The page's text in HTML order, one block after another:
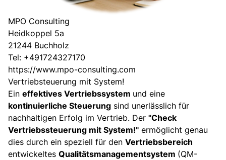
MPO Consulting
Heidkoppel 5a
21244 Buchholz
Tel: +491724327170
https://www.mpo-consulting.com
Vertriebsteuerung mit System!
Ein effektives Vertriebssystem und eine
kontinuierliche Steuerung sind unerlässlich für
nachhaltigen Erfolg im Vertrieb. Der "Check
Vertriebssteuerung mit System!" ermöglicht genau
dies durch ein speziell für den Vertriebsbereich
entwickeltes Qualitätsmanagementsystem (QM-